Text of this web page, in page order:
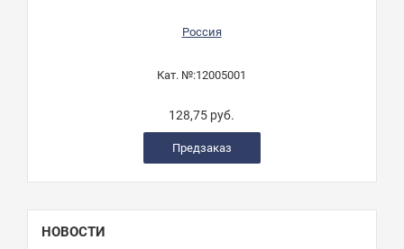
Россия
Кат. №:12005001
128,75 руб.
Предзаказ
НОВОСТИ